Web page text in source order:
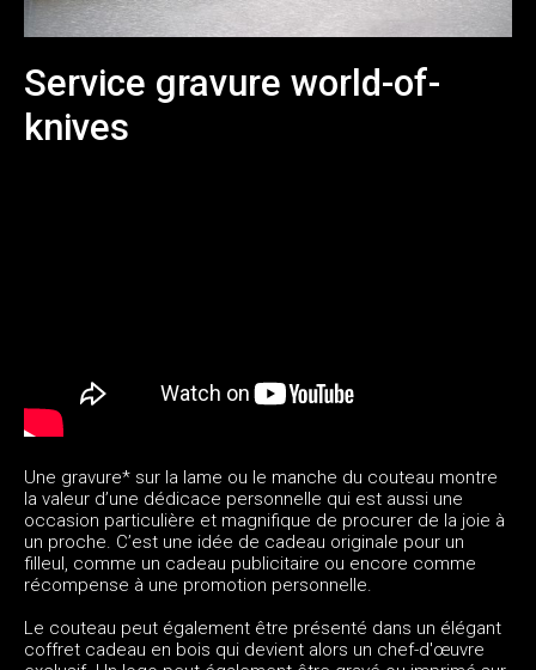
Service gravure world-of-
knives
Une gravure* sur la lame ou le manche du couteau montre
la valeur d’une dédicace personnelle qui est aussi une
occasion particulière et magnifique de procurer de la joie à
un proche. C’est une idée de cadeau originale pour un
filleul, comme un cadeau publicitaire ou encore comme
récompense à une promotion personnelle.
Le couteau peut également être présenté dans un élégant
coffret cadeau en bois qui devient alors un chef-d'œuvre